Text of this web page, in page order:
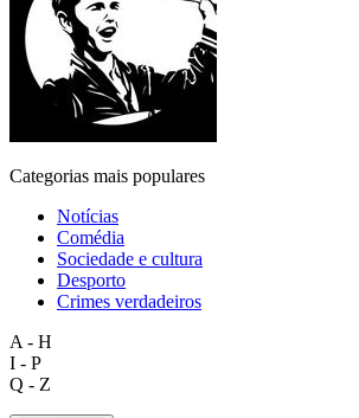
Categorias mais populares
Notícias
Comédia
Sociedade e cultura
Desporto
Crimes verdadeiros
A - H
I - P
Q - Z